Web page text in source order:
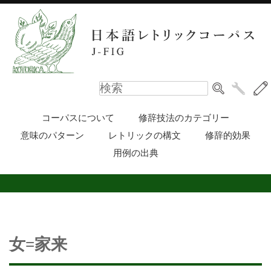
コーパスについて
修辞技法のカテゴリー
意味のパターン
レトリックの構文
修辞的効果
用例の出典
女=家来